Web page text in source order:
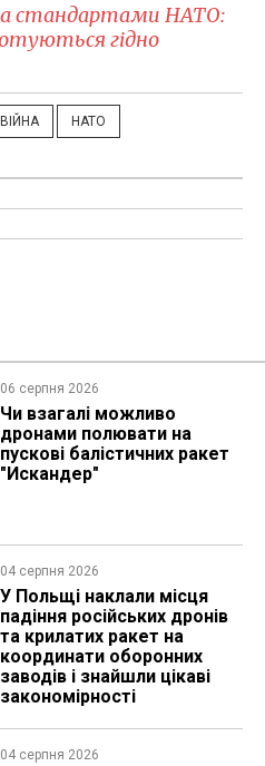
стандартами НАТО:
гідно
ВІЙНА НАТО
06 серпня 2026
Чи взагалі можливо
дронами полювати на
пускові балістичних ракет
"Искандер"
04 серпня 2026
У Польщі наклали місця
падіння російських дронів
та крилатих ракет на
координати оборонних
заводів і знайшли цікаві
закономірності
04 серпня 2026